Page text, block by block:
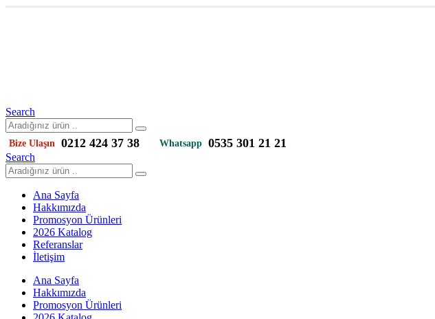
Search
Bize Ulaşın 0212 424 37 38 Whatsapp 0535 301 21 21
Search
Ana Sayfa
Hakkımızda
Promosyon Ürünleri
2026 Katalog
Referanslar
İletişim
Ana Sayfa
Hakkımızda
Promosyon Ürünleri